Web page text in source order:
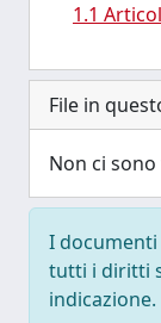
1.1
File in
Non ci
I
tutti i diritti
indicazione.